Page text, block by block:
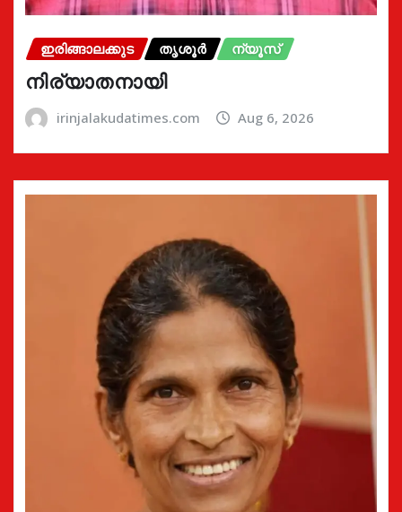
ഇരിങ്ങാലക്കുട തൃശൂർ ന്യൂസ്
നിര്യാതനായി
irinjalakudatimes.com Aug 6, 2026